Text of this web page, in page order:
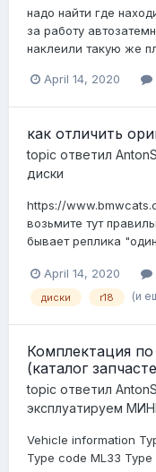
надо найти где
за работу
наклеили такую же
April 14, 2020
как отличить
topic ответил
диски
https://
возьмите тут
бывает реплика
April 14, 2020
диски r18 (и
Комплектация
(каталог
topic ответил
эксплуатируем
Vehicle information
Type code ML33 Type